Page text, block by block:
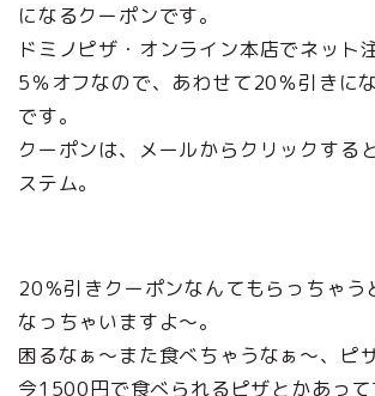
になるクーポンです。
ドミノピザ・オンライン本店でネット
5％オフなので、あわせて20％引きに
です。
クーポンは、メールからクリックする
ステム。
20％引きクーポンなんてもらっちゃう
なっちゃいますよ～。
困るなぁ～また食べちゃうなぁ～、ピザ
今1500円で食べられるピザとかあっ